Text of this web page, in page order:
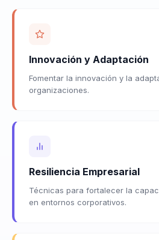
Innovación y Adaptación
Fomentar la innovación y la
organizaciones.
Resiliencia Empresarial
Técnicas para fortalecer la
en entornos corporativos.